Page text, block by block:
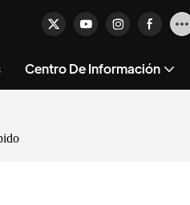
Centro De Información